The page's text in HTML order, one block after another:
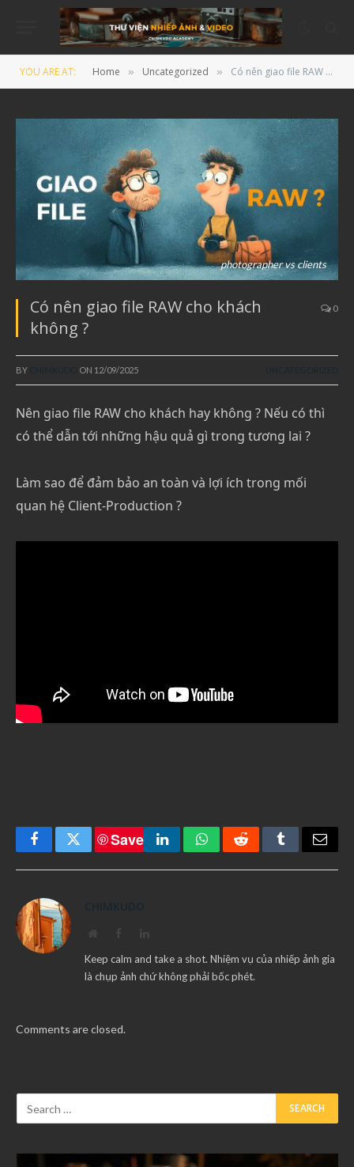
YOU ARE AT: Home » Uncategorized » Có nên giao file RAW cho khách không ?
photographer vs clients
Có nên giao file RAW cho khách
không ?
0
BY ON 12/09/2025
Nên giao file RAW cho khách hay không ? Nếu có thì
có thể dẫn tới những hậu quả gì trong tương lai ?
Làm sao để đảm bảo an toàn và lợi ích trong mối
quan hệ Client-Production ?
FacebookTwitter
Save
LinkedInWhatsAppRedditTumblrEmail
Keep calm and take a shot. Nhiệm vụ của nhiếp ảnh gia
là chụp ảnh chứ không phải bốc phét.
Comments are closed.